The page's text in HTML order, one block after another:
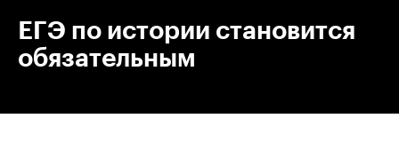
ЕГЭ по истории становится
обязательным